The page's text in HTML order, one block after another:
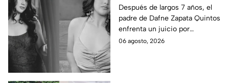
por presunto abuso
cometido en 2019 en
Tamaulipas
Después de largos 7 años, el
padre de Dafne Zapata Quintos
enfrenta un juicio por
presuntamente abusar de la
06 agosto, 2026